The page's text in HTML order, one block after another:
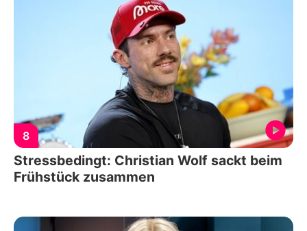
8
Stressbedingt: Christian Wolf sackt beim
Frühstück zusammen